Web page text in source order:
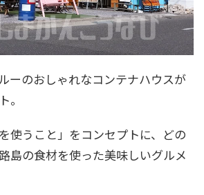
ーのおしゃれなコンテナハウスが
。
使うこと」をコンセプトに、どの
島の食材を使った美味しいグルメ